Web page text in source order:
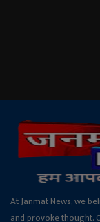
At Janmat News, we
and provoke thought.